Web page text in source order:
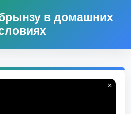
в домашних